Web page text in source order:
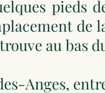
pieds
de
au bas
Anges,